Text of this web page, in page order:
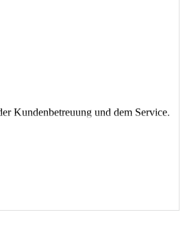
Kundenbetreuung und dem Service.